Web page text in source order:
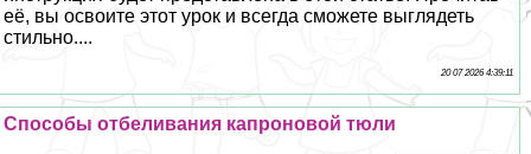
её, вы освоите этот урок и всегда сможете выглядеть
стильно....
20 07 2026 4:39:11
Способы отбеливания капроновой тюли